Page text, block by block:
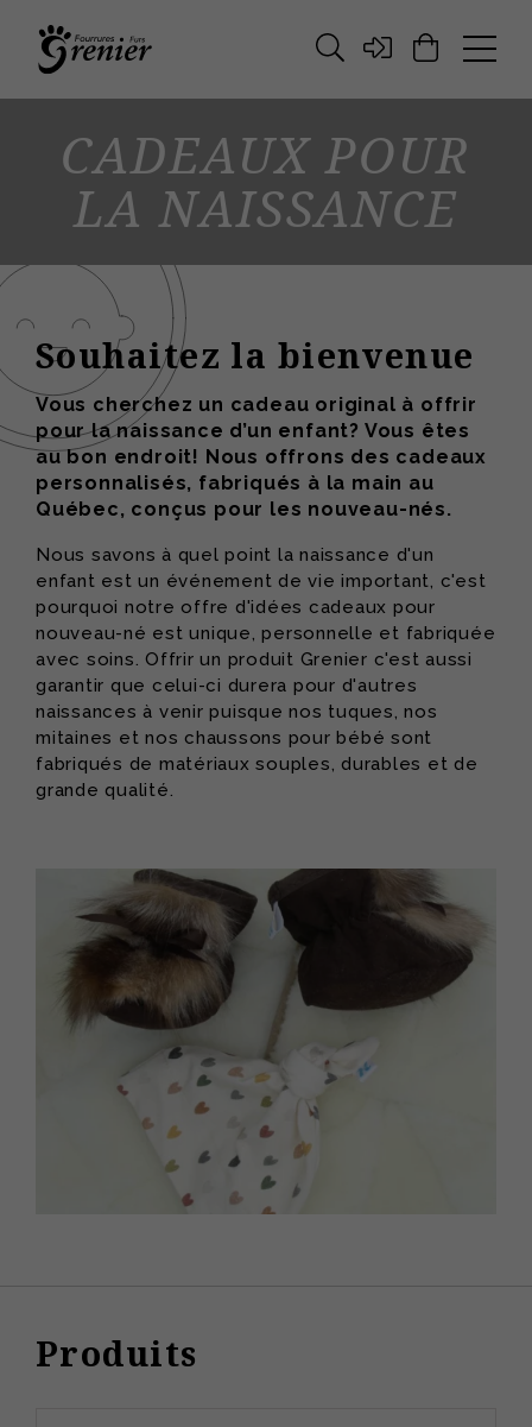
CADEAUX POUR
LA NAISSANCE
Souhaitez la bienvenue
Vous cherchez un cadeau original à offrir
pour la naissance d’un enfant? Vous êtes
au bon endroit! Nous offrons des cadeaux
personnalisés, fabriqués à la main au
Québec, conçus pour les nouveau-nés.
Nous savons à quel point la naissance d'un
enfant est un événement de vie important, c'est
pourquoi notre offre d'idées cadeaux pour
nouveau-né est unique, personnelle et fabriquée
avec soins. Offrir un produit Grenier c'est aussi
garantir que celui-ci durera pour d'autres
naissances à venir puisque nos tuques, nos
mitaines et nos chaussons pour bébé sont
fabriqués de matériaux souples, durables et de
grande qualité.
Produits